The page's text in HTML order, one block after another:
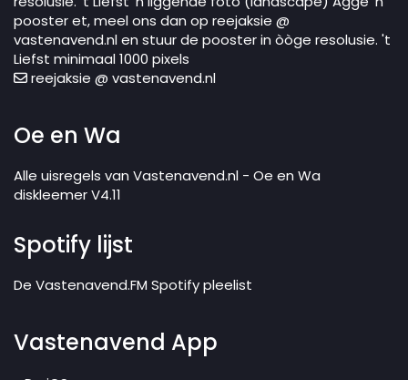
pooster et, meel ons dan op reejaksie @
vastenavend.nl en stuur de pooster in òòge resolusie. 't
Liefst minimaal 1000 pixels
reejaksie @ vastenavend.nl
Oe en Wa
Alle uisregels van Vastenavend.nl - Oe en Wa
diskleemer V4.11
Spotify lijst
De Vastenavend.FM Spotify pleelist
Vastenavend App